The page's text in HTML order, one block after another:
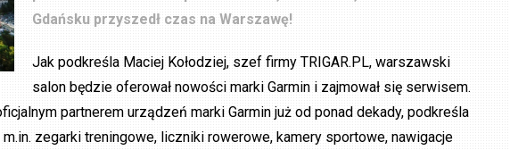
Gdańsku przyszedł czas na Warszawę!
Jak podkreśla Maciej Kołodziej, szef firmy TRIGAR.PL, warszawski
salon będzie oferował nowości marki Garmin i zajmował się serwisem.
partnerem urządzeń marki Garmin już od ponad dekady, podkreśla
zegarki treningowe, liczniki rowerowe, kamery sportowe, nawigacje